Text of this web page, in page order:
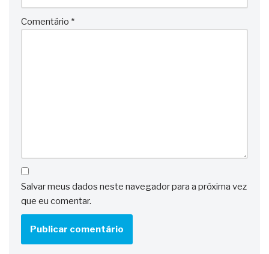
Comentário *
Salvar meus dados neste navegador para a próxima vez
que eu comentar.